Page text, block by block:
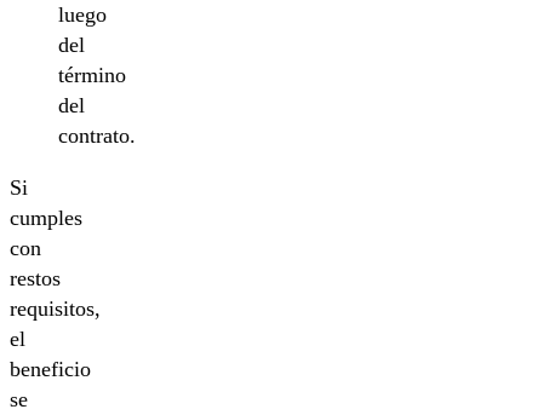
luego
del
término
del
contrato.
Si
cumples
con
restos
requisitos,
el
beneficio
se